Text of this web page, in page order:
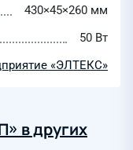
430×45×260 мм
50 Вт
«ЭЛТЕКС»
в других